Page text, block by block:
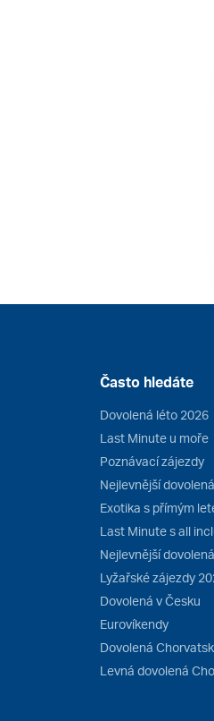
Často hledáte
Dovolená léto 2026
Last Minute u moře
Poznávací zájezdy
Nejlevnější
Exotika s přímým
Last Minute s all
Nejlevnější
Lyžařské zájezdy
Dovolená v Česku
Eurovíkendy
Dovolená
Levná dovolená